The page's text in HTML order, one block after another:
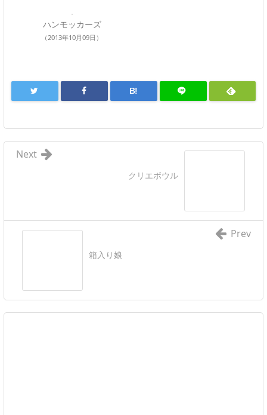
ハンモッカーズ
（2013年10月09日）
B!
クリエボウル
Next
箱入り娘
Prev